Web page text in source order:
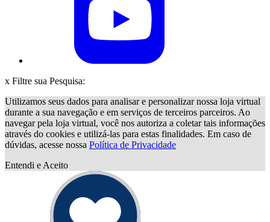
x Filtre sua Pesquisa:
Utilizamos seus dados para analisar e personalizar nossa loja virtual
durante a sua navegação e em serviços de terceiros parceiros. Ao
navegar pela loja virtual, você nos autoriza a coletar tais informações
através do cookies e utilizá-las para estas finalidades. Em caso de
dúvidas, acesse nossa Política de Privacidade
Entendi e Aceito